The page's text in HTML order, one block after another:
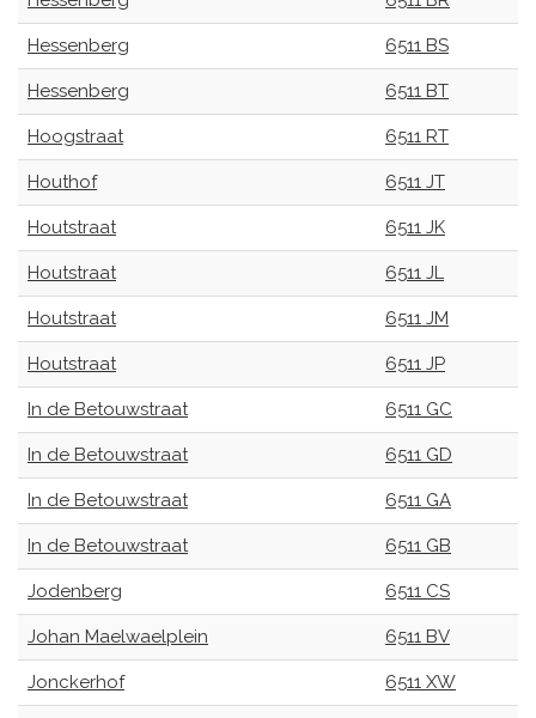
Hessenberg 6511 BS
Hessenberg 6511 BT
Hoogstraat 6511 RT
Houthof 6511 JT
Houtstraat 6511 JK
Houtstraat 6511 JL
Houtstraat 6511 JM
Houtstraat 6511 JP
In de Betouwstraat 6511 GC
In de Betouwstraat 6511 GD
In de Betouwstraat 6511 GA
In de Betouwstraat 6511 GB
Jodenberg 6511 CS
Johan Maelwaelplein 6511 BV
Jonckerhof 6511 XW